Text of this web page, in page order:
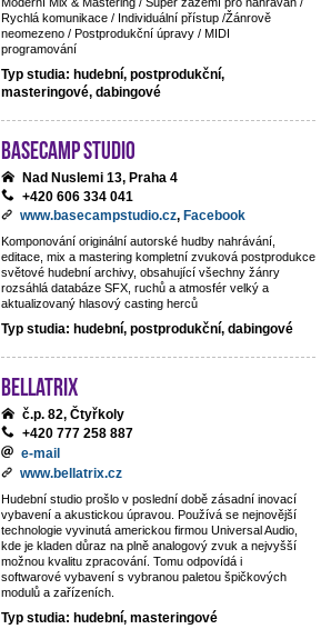
Rychlá komunikace / Individuální přístup /Žánrově
neomezeno / Postprodukční úpravy / MIDI
programování
Typ studia: hudební, postprodukční,
masteringové, dabingové
BaseCamp studio
Nad Nuslemi 13, Praha 4
+420 606 334 041
www.basecampstudio.cz, Facebook
Komponování originální autorské hudby nahrávání,
editace, mix a mastering kompletní zvuková postprodukce
světové hudební archivy, obsahující všechny žánry
rozsáhlá databáze SFX, ruchů a atmosfér velký a
aktualizovaný hlasový casting herců
Typ studia: hudební, postprodukční, dabingové
BELLATRIX
č.p. 82, Čtyřkoly
+420 777 258 887
e-mail
www.bellatrix.cz
Hudební studio prošlo v poslední době zásadní inovací
vybavení a akustickou úpravou. Používá se nejnovější
technologie vyvinutá americkou firmou Universal Audio,
kde je kladen důraz na plně analogový zvuk a nejvyšší
možnou kvalitu zpracování. Tomu odpovídá i
softwarové vybavení s vybranou paletou špičkových
modulů a zařízeních.
Typ studia: hudební, masteringové